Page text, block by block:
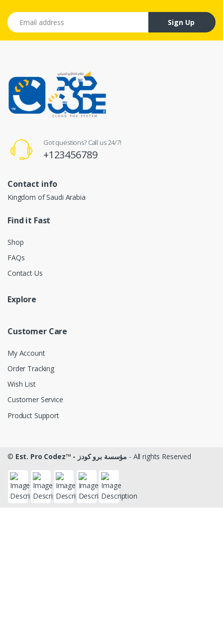
Email address
Sign Up
Got questions? Call us 24/7!
+123456789
Contact info
Kingdom of Saudi Arabia
Find it Fast
Shop
FAQs
Contact Us
Explore
Customer Care
My Account
Order Tracking
Wish List
Customer Service
Product Support
© Est. Pro Codez™ - مؤسسة برو كودز - All rights Reserved